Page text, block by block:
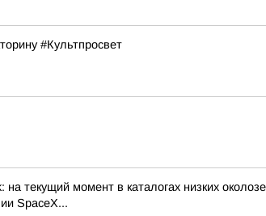
#Культпросвет
текущий момент в каталогах низких
SpaceX...